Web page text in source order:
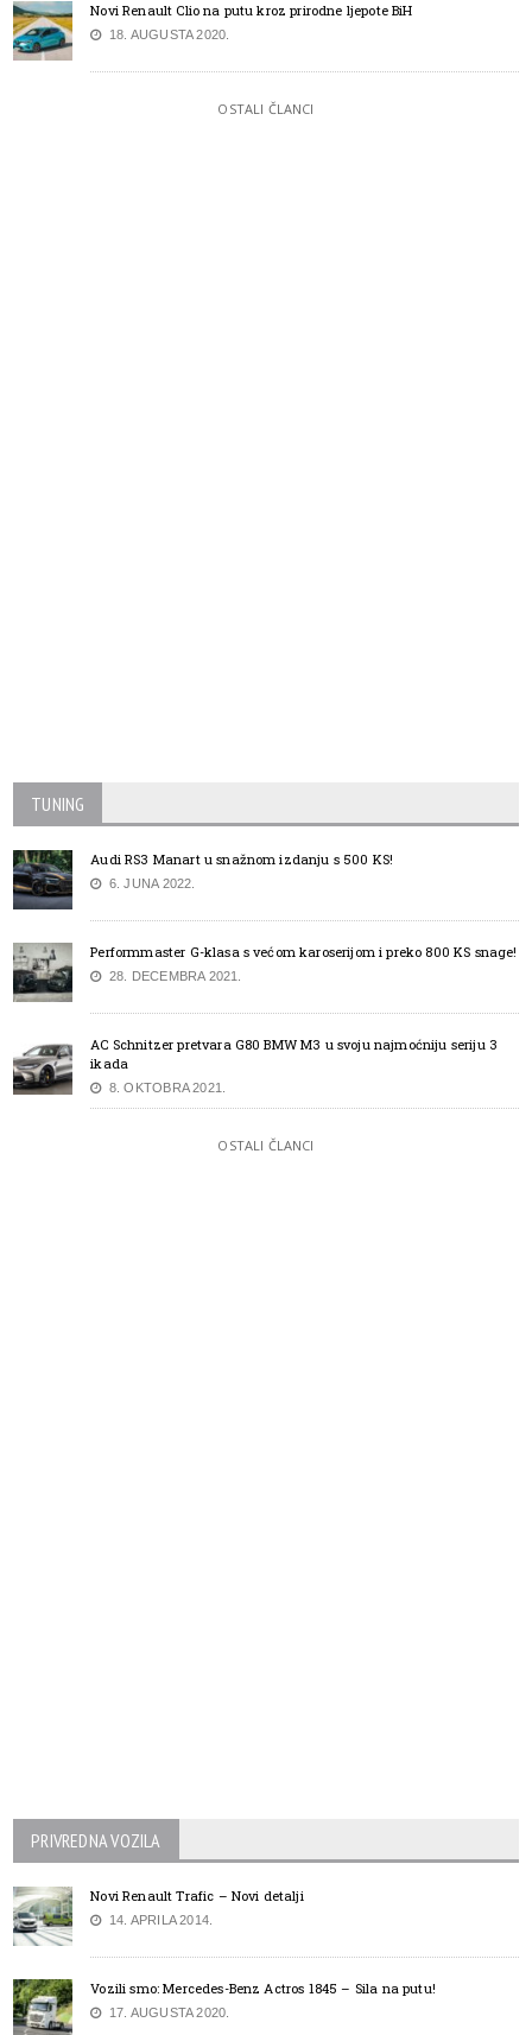
Novi Renault Clio na putu kroz prirodne ljepote BiH
18. AUGUSTA 2020.
OSTALI ČLANCI
TUNING
Audi RS3 Manart u snažnom izdanju s 500 KS!
6. JUNA 2022.
Performmaster G-klasa s većom karoserijom i preko 800 KS snage!
28. DECEMBRA 2021.
AC Schnitzer pretvara G80 BMW M3 u svoju najmoćniju seriju 3
ikada
8. OKTOBRA 2021.
OSTALI ČLANCI
PRIVREDNA VOZILA
Novi Renault Trafic – Novi detalji
14. APRILA 2014.
Vozili smo: Mercedes-Benz Actros 1845 – Sila na putu!
17. AUGUSTA 2020.